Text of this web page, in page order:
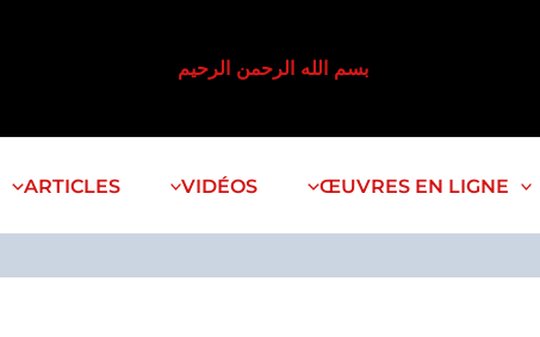
بسم الله الرحمن الرحيم
ARTICLES VIDÉOS ŒUVRES EN LIGNE